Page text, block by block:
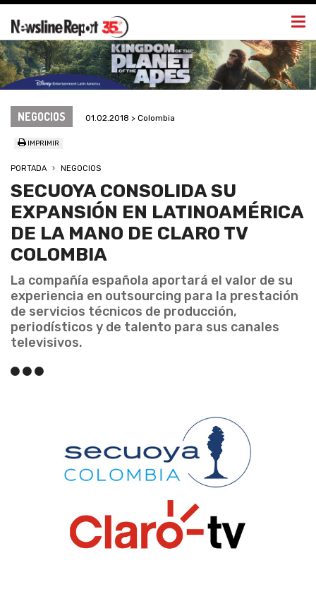
NEGOCIOS 01.02.2018 > Colombia
IMPRIMIR
PORTADA NEGOCIOS
SECUOYA CONSOLIDA SU
EXPANSIÓN EN LATINOAMÉRICA
DE LA MANO DE CLARO TV
COLOMBIA
La compañía española aportará el valor de su
experiencia en outsourcing para la prestación
de servicios técnicos de producción,
periodísticos y de talento para sus canales
televisivos.